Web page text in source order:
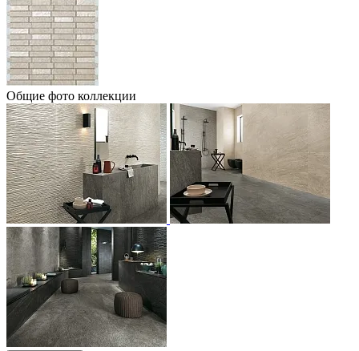
Общие фото коллекции